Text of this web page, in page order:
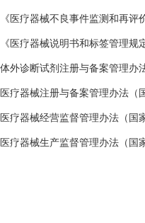
《医疗器械不良事件监测和再评
《医疗器械说明书和标签管理规
体外诊断试剂注册与备案管理办
医疗器械注册与备案管理办法（
医疗器械经营监督管理办法（国
医疗器械生产监督管理办法（国